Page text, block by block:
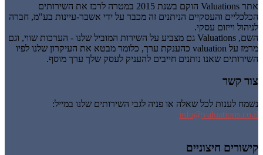
אתר Valuations הוקם בשנת 2015 במטרה לרכז את השירותים
הכלכליים והעסקיים הניתנים זה מכבר על ידי אשבר-עיינות בע"מ, חברה
לניהול וייזום עסקי.
השם, Valuations גם מצביע על השירות המוביל שלנו - הערכות שווי, וגם
מרמז על valuation כהענקת ערך, כלומר מבטא את העיקרון שלנו לפיו
השירותים שאנו נותנים חייבים להעניק לעסק שלך ערך מוסף.
צור קשר
נשמח לענות לכל שאלה או פניה לגבי השירותים שלנו במייל:
info@valuations.co.il
קישורים חיצוניים